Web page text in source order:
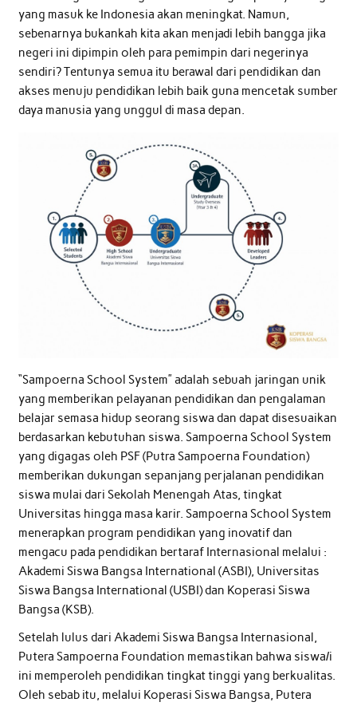
yang masuk ke Indonesia akan meningkat. Namun,
sebenarnya bukankah kita akan menjadi lebih bangga jika
negeri ini dipimpin oleh para pemimpin dari negerinya
sendiri? Tentunya semua itu berawal dari pendidikan dan
akses menuju pendidikan lebih baik guna mencetak sumber
daya manusia yang unggul di masa depan.
“Sampoerna School System” adalah sebuah jaringan unik
yang memberikan pelayanan pendidikan dan pengalaman
belajar semasa hidup seorang siswa dan dapat disesuaikan
berdasarkan kebutuhan siswa. Sampoerna School System
yang digagas oleh PSF (Putra Sampoerna Foundation)
memberikan dukungan sepanjang perjalanan pendidikan
siswa mulai dari Sekolah Menengah Atas, tingkat
Universitas hingga masa karir. Sampoerna School System
menerapkan program pendidikan yang inovatif dan
mengacu pada pendidikan bertaraf Internasional melalui :
Akademi Siswa Bangsa International (ASBI), Universitas
Siswa Bangsa International (USBI) dan Koperasi Siswa
Bangsa (KSB).
Setelah lulus dari Akademi Siswa Bangsa Internasional,
Putera Sampoerna Foundation memastikan bahwa siswa/i
ini memperoleh pendidikan tingkat tinggi yang berkualitas.
Oleh sebab itu, melalui Koperasi Siswa Bangsa, Putera